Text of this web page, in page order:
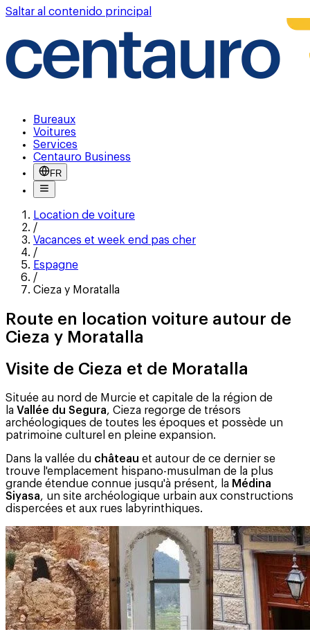
Saltar al contenido principal
Bureaux
Voitures
Services
Centauro Business
FR
Location de voiture
/
Vacances et week end pas cher
/
Espagne
/
Cieza y Moratalla
Route en location voiture autour de
Cieza y Moratalla
Visite de Cieza et de Moratalla
Située au nord de Murcie et capitale de la région de
la Vallée du Segura, Cieza regorge de trésors
archéologiques de toutes les époques et possède un
patrimoine culturel en pleine expansion.
Dans la vallée du château et autour de ce dernier se
trouve l'emplacement hispano-musulman de la plus
grande étendue connue jusqu'à présent, la Médina
Siyasa, un site archéologique urbain aux constructions
dispercées et aux rues labyrinthiques.